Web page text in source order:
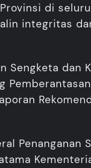
di
integritas
Sengketa dan
Penanganan